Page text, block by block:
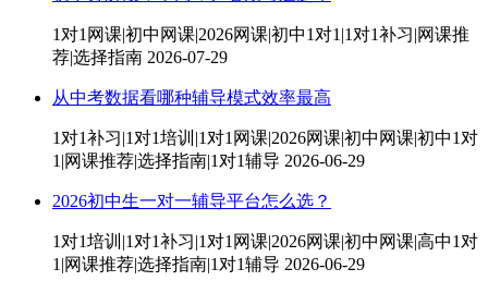
1对1网课|初中网课|2026网课|初中1对1|1对1补习|网课推
荐|选择指南 2026-07-29
从中考数据看哪种辅导模式效率最高
1对1补习|1对1培训|1对1网课|2026网课|初中网课|初中1对
1|网课推荐|选择指南|1对1辅导 2026-06-29
2026初中生一对一辅导平台怎么选？
1对1培训|1对1补习|1对1网课|2026网课|初中网课|高中1对
1|网课推荐|选择指南|1对1辅导 2026-06-29